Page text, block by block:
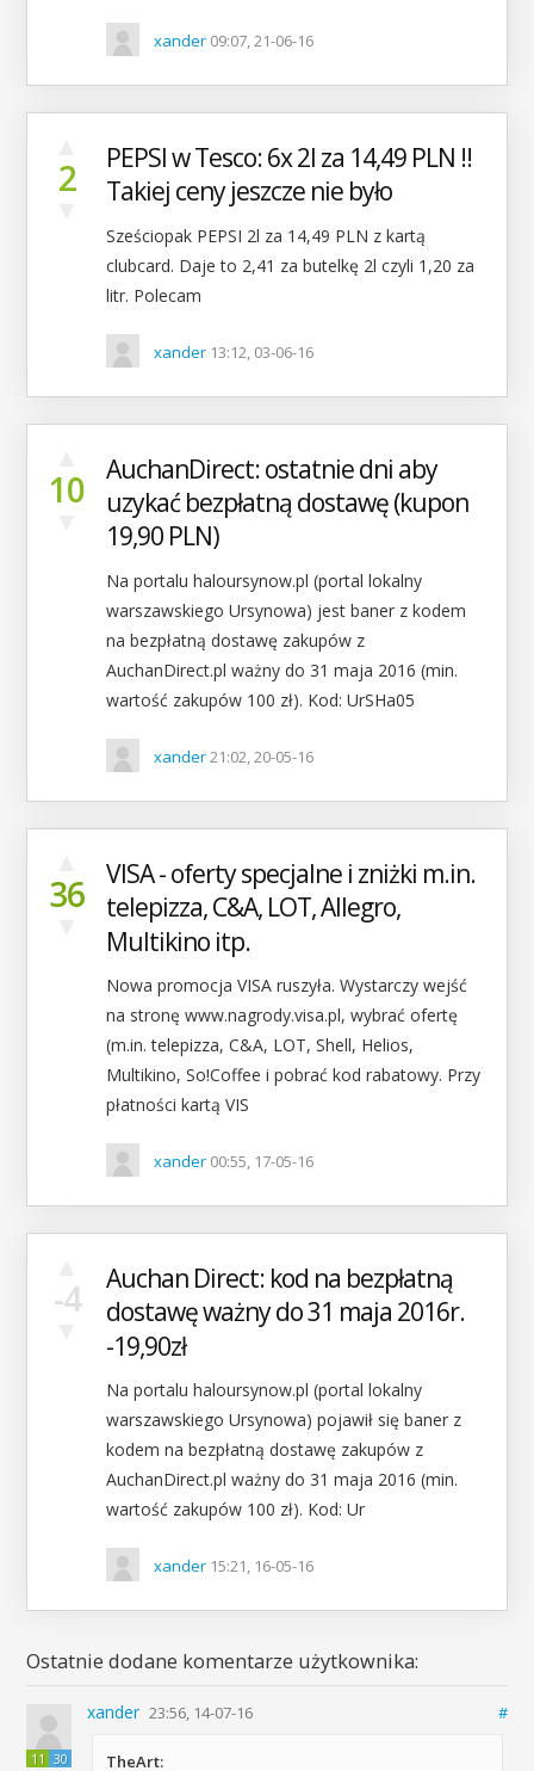
xander 09:07, 21-06-16
2
PEPSI w Tesco: 6x 2l za 14,49 PLN !!
Takiej ceny jeszcze nie było
Sześciopak PEPSI 2l za 14,49 PLN z kartą
clubcard. Daje to 2,41 za butelkę 2l czyli 1,20 za
litr. Polecam
xander 13:12, 03-06-16
10
AuchanDirect: ostatnie dni aby
uzykać bezpłatną dostawę (kupon
19,90 PLN)
Na portalu haloursynow.pl‌ (portal lokalny
warszawskiego Ursynowa) jest baner z kodem
na bezpłatną dostawę zakupów z
AuchanDirect.pl ważny do 31 maja 2016 (min.
wartość zakupów 100 zł). Kod: UrSHa05
xander21:02, 20-05-16
36
VISA - oferty specjalne i zniżki m.in.
telepizza, C&A, LOT, Allegro,
Multikino itp.
Nowa promocja VISA ruszyła. Wystarczy wejść
na stronę www.nagrody.visa.pl, wybrać ofertę
(m.in. telepizza, C&A, LOT, Shell, Helios,
Multikino, So!Coffee i pobrać kod rabatowy. Przy
płatności kartą VIS
xander 00:55, 17-05-16
-4
Auchan Direct: kod na bezpłatną
dostawę ważny do 31 maja 2016r.
-19,90zł
Na portalu haloursynow.pl‌ (portal lokalny
warszawskiego Ursynowa) pojawił się baner z
kodem na bezpłatną dostawę zakupów z
AuchanDirect.pl ważny do 31 maja 2016 (min.
wartość zakupów 100 zł). Kod: Ur
xander 15:21, 16-05-16
Ostatnie dodane komentarze użytkownika:
11 30
xander 23:56, 14-07-16 #
TheArt: